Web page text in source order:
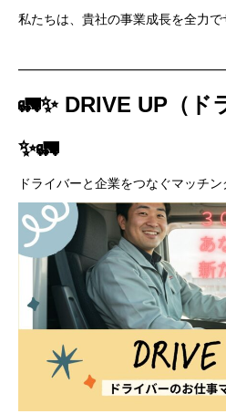
私たちは、貴社の事業成長を全力で
🚛✨ DRIVE UP（ド
✨🚛
ドライバーと企業をつなぐマッチン